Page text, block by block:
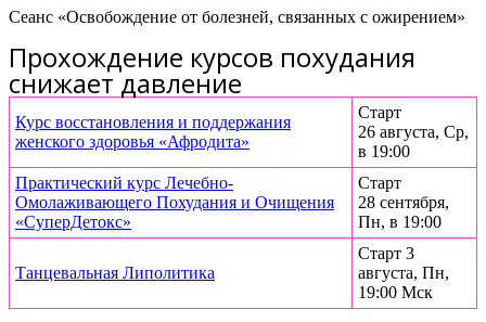
Сеанс «Освобождение от болезней, связанных с ожирением»
Прохождение курсов похудания
снижает давление
Курс восстановления и поддержания
женского здоровья «Афродита»
Старт
26 августа, Ср,
в 19:00
Практический курс Лечебно-
Омолаживающего Похудания и Очищения
«СуперДетокс»
Старт
28 сентября,
Пн, в 19:00
Танцевальная Липолитика
Старт 3
августа, Пн,
19:00 Мск